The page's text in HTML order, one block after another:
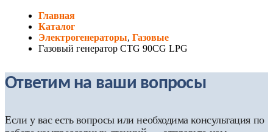
Главная
Каталог
Электрогенераторы, Газовые
Газовый генератор CTG 90CG LPG
Ответим на ваши вопросы
Если у вас есть вопросы или необходима консультация по